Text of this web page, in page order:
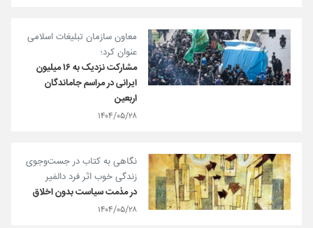
معاون سازمان تبلیغات اسلامی
عنوان کرد؛
مشارکت نزدیک به ۱۶ میلیون
ایرانی در مراسم جاماندگان
اربعین
۱۴۰۴/۰۵/۲۸
نگاهی به کتاب در جست‌وجوی
زندگی خوب اثر فرد دالمَیر
در مذمت سیاست بدون اخلاق
۱۴۰۴/۰۵/۲۸